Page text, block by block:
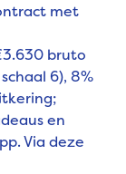
met
bruto
6), 8%
en
Via deze